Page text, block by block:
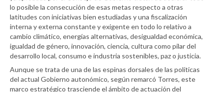
lo posible la consecución de esas metas respecto a otras
latitudes con iniciativas bien estudiadas y una fiscalización
interna y externa constante y exigente en todo lo relativo a
cambio climático, energías alternativas, desigualdad económica,
igualdad de género, innovación, ciencia, cultura como pilar del
desarrollo local, consumo e industria sostenibles, paz o justicia.
Aunque se trata de una de las espinas dorsales de las políticas
del actual Gobierno autonómico, según remarcó Torres, este
marco estratégico trasciende el ámbito de actuación del